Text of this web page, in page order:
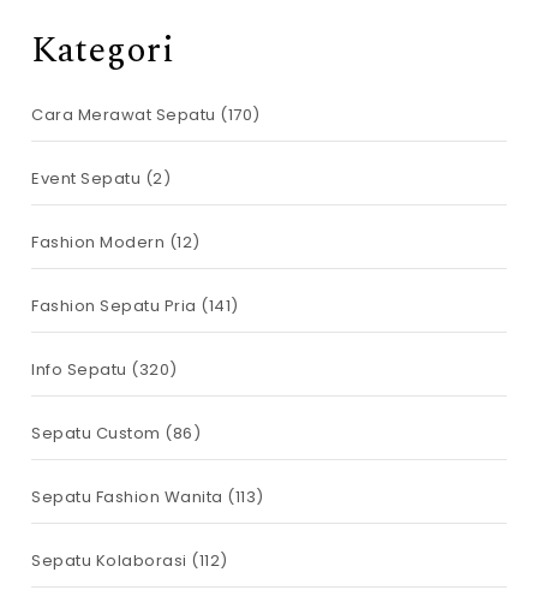
Kategori
Cara Merawat Sepatu (170)
Event Sepatu (2)
Fashion Modern (12)
Fashion Sepatu Pria (141)
Info Sepatu (320)
Sepatu Custom (86)
Sepatu Fashion Wanita (113)
Sepatu Kolaborasi (112)